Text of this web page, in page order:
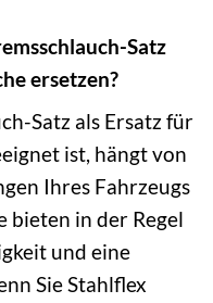
Satz
ersetzen?
Satz als Ersatz für
ist, hängt von
Ihres Fahrzeugs
bieten in der Regel
und eine
Sie Stahlflex